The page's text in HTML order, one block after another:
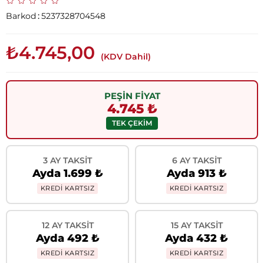
Barkod:5237328704548
₺4.745,00 (KDV Dahil)
PEŞİN FİYAT
4.745 ₺
TEK ÇEKİM
3 AY TAKSIT
Ayda 1.699 ₺
KREDİ KARTSIZ
6 AY TAKSIT
Ayda 913 ₺
KREDİ KARTSIZ
12 AY TAKSIT
Ayda 492 ₺
KREDİ KARTSIZ
15 AY TAKSIT
Ayda 432 ₺
KREDİ KARTSIZ